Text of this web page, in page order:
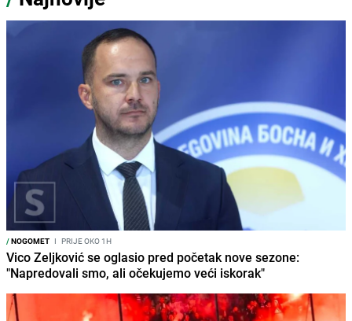
/NOGOMET I PRIJE OKO 1H
Vico Zeljković se oglasio pred početak nove sezone:
"Napredovali smo, ali očekujemo veći iskorak"